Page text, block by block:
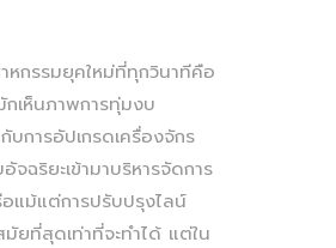
หกรรมยุคใหม่ที่ทุกวินาทีคือ
กเห็นภาพการทุ่มงบ
บการอัปเกรดเครื่องจักร
จฉริยะเข้ามาบริหารจัดการ
อแม้แต่การปรับปรุงไลน์
ยที่สุดเท่าที่จะทำได้ แต่ใน